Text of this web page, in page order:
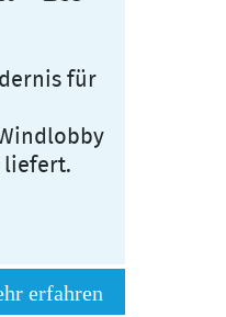
für
liefert.
erfahren